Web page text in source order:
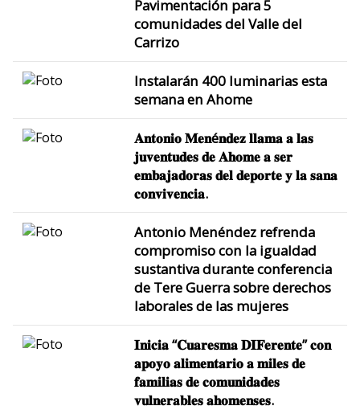
Pavimentación para 5
comunidades del Valle del
Carrizo
Instalarán 400 luminarias esta
semana en Ahome
𝐀𝐧𝐭𝐨𝐧𝐢𝐨 𝐌𝐞𝐧é𝐧𝐝𝐞𝐳 𝐥𝐥𝐚𝐦𝐚 𝐚 𝐥𝐚𝐬
𝐣𝐮𝐯𝐞𝐧𝐭𝐮𝐝𝐞𝐬 𝐝𝐞 𝐀𝐡𝐨𝐦𝐞 𝐚 𝐬𝐞𝐫
𝐞𝐦𝐛𝐚𝐣𝐚𝐝𝐨𝐫𝐚𝐬 𝐝𝐞𝐥 𝐝𝐞𝐩𝐨𝐫𝐭𝐞 𝐲 𝐥𝐚 𝐬𝐚𝐧𝐚
𝐜𝐨𝐧𝐯𝐢𝐯𝐞𝐧𝐜𝐢𝐚.
Antonio Menéndez refrenda
compromiso con la igualdad
sustantiva durante conferencia
de Tere Guerra sobre derechos
laborales de las mujeres
𝐈𝐧𝐢𝐜𝐢𝐚 “𝐂𝐮𝐚𝐫𝐞𝐬𝐦𝐚 𝐃𝐈𝐅𝐞𝐫𝐞𝐧𝐭𝐞” 𝐜𝐨𝐧
𝐚𝐩𝐨𝐲𝐨 𝐚𝐥𝐢𝐦𝐞𝐧𝐭𝐚𝐫𝐢𝐨 𝐚 𝐦𝐢𝐥𝐞𝐬 𝐝𝐞
𝐟𝐚𝐦𝐢𝐥𝐢𝐚𝐬 𝐝𝐞 𝐜𝐨𝐦𝐮𝐧𝐢𝐝𝐚𝐝𝐞𝐬
𝐯𝐮𝐥𝐧𝐞𝐫𝐚𝐛𝐥𝐞𝐬 𝐚𝐡𝐨𝐦𝐞𝐧𝐬𝐞𝐬.